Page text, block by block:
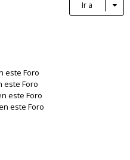
Ir a
este Foro
este Foro
este Foro
este Foro